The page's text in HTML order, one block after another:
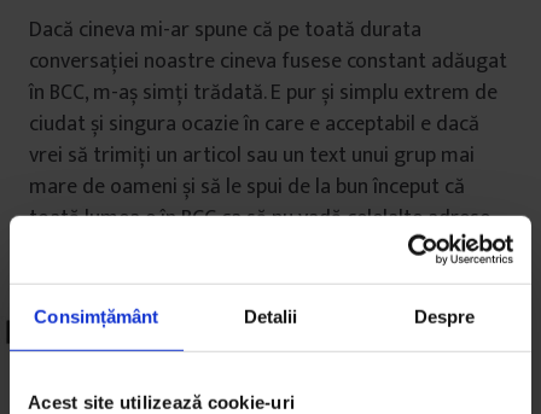
Consimțământ Detalii Despre
Acest site utilizează cookie-uri
Dacă cineva mi-ar spune că pe toată durata
conversației noastre cineva fusese constant adăugat
în BCC, m-aș simți trădată. E pur și simplu extrem de
ciudat și singura ocazie în care e acceptabil e dacă
vrei să trimiți un articol sau un text unui grup mai
mare de oameni și să le spui de la bun început că
toată lumea e în BCC ca să nu vadă celelalte adrese